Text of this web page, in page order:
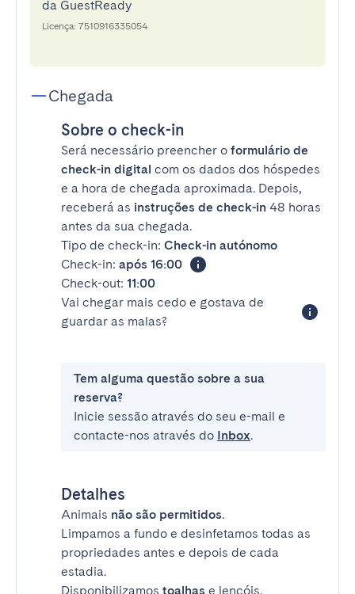
da GuestReady
Licença: 7510916335054
Chegada
Sobre o check-in
Será necessário preencher o formulário de
check-in digital com os dados dos hóspedes
e a hora de chegada aproximada. Depois,
receberá as instruções de check-in 48 horas
antes da sua chegada.
Tipo de check-in: Check-in autónomo
Check-in: após 16:00
Check-out: 11:00
Vai chegar mais cedo e gostava de
guardar as malas?
Tem alguma questão sobre a sua
reserva?
Inicie sessão através do seu e-mail e
contacte-nos através do Inbox.
Detalhes
Animais não são permitidos.
Limpamos a fundo e desinfetamos todas as
propriedades antes e depois de cada
estadia.
Disponibilizamos toalhas e lençóis.